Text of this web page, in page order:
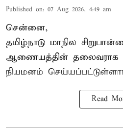
Published on: 07 Aug 2026, 4:49 am
சென்னை,
தமிழ்நாடு மாநில
ஆணையத்தின் தலைவராக
நியமனம்
Read